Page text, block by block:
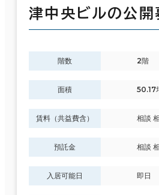
津中央ビルの公開
階数 2階
面積 50.17
賃料（共益費含） 相談
預託金 相談
入居可能日 即日